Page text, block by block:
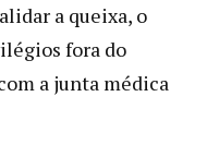
a queixa, o
fora do
a junta médica